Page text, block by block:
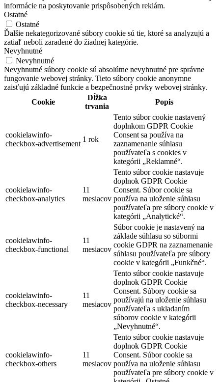
informácie na poskytovanie prispôsobených reklám.
Ostatné
Ostatné
Ďalšie nekategorizované súbory cookie sú tie, ktoré sa analyzujú a
zatiaľ neboli zaradené do žiadnej kategórie.
Nevyhnutné
Nevyhnutné
Nevyhnutné súbory cookie sú absolútne nevyhnutné pre správne
fungovanie webovej stránky. Tieto súbory cookie anonymne
zaisťujú základné funkcie a bezpečnostné prvky webovej stránky.
Cookie
Dĺžka
trvania
Popis
cookielawinfo-
checkbox-advertisement
1 rok
Tento súbor cookie nastavený
doplnkom GDPR Cookie
Consent sa používa na
zaznamenanie súhlasu
používateľa s cookies v
kategórii „Reklamné“.
cookielawinfo-
checkbox-analytics
11
mesiacov
Tento súbor cookie nastavuje
doplnok GDPR Cookie
Consent. Súbor cookie sa
používa na uloženie súhlasu
používateľa pre súbory cookie v
kategórii „Analytické“.
cookielawinfo-
checkbox-functional
11
mesiacov
Súbor cookie je nastavený na
základe súhlasu so súbormi
cookie GDPR na zaznamenanie
súhlasu používateľa pre súbory
cookie v kategórii „Funkčné“.
cookielawinfo-
checkbox-necessary
11
mesiacov
Tento súbor cookie nastavuje
doplnok GDPR Cookie
Consent. Súbory cookie sa
používajú na uloženie súhlasu
používateľa s ukladaním
súborov cookie v kategórii
„Nevyhnutné“.
cookielawinfo-
checkbox-others
11
mesiacov
Tento súbor cookie nastavuje
doplnok GDPR Cookie
Consent. Súbor cookie sa
používa na uloženie súhlasu
používateľa pre súbory cookie v